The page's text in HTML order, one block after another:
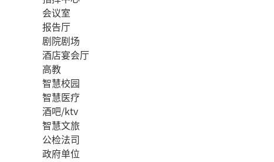
会议室
报告厅
剧院剧场
酒店宴会厅
高教
智慧校园
智慧医疗
酒吧/ktv
智慧文旅
公检法司
政府单位